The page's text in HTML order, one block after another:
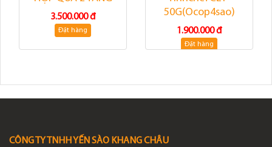
3.500.000 đ
Đặt hàng
50G(Ocop4sao)
1.900.000 đ
Đặt hàng
CÔNG TY TNHH YẾN SÀO KHANG CHÂU